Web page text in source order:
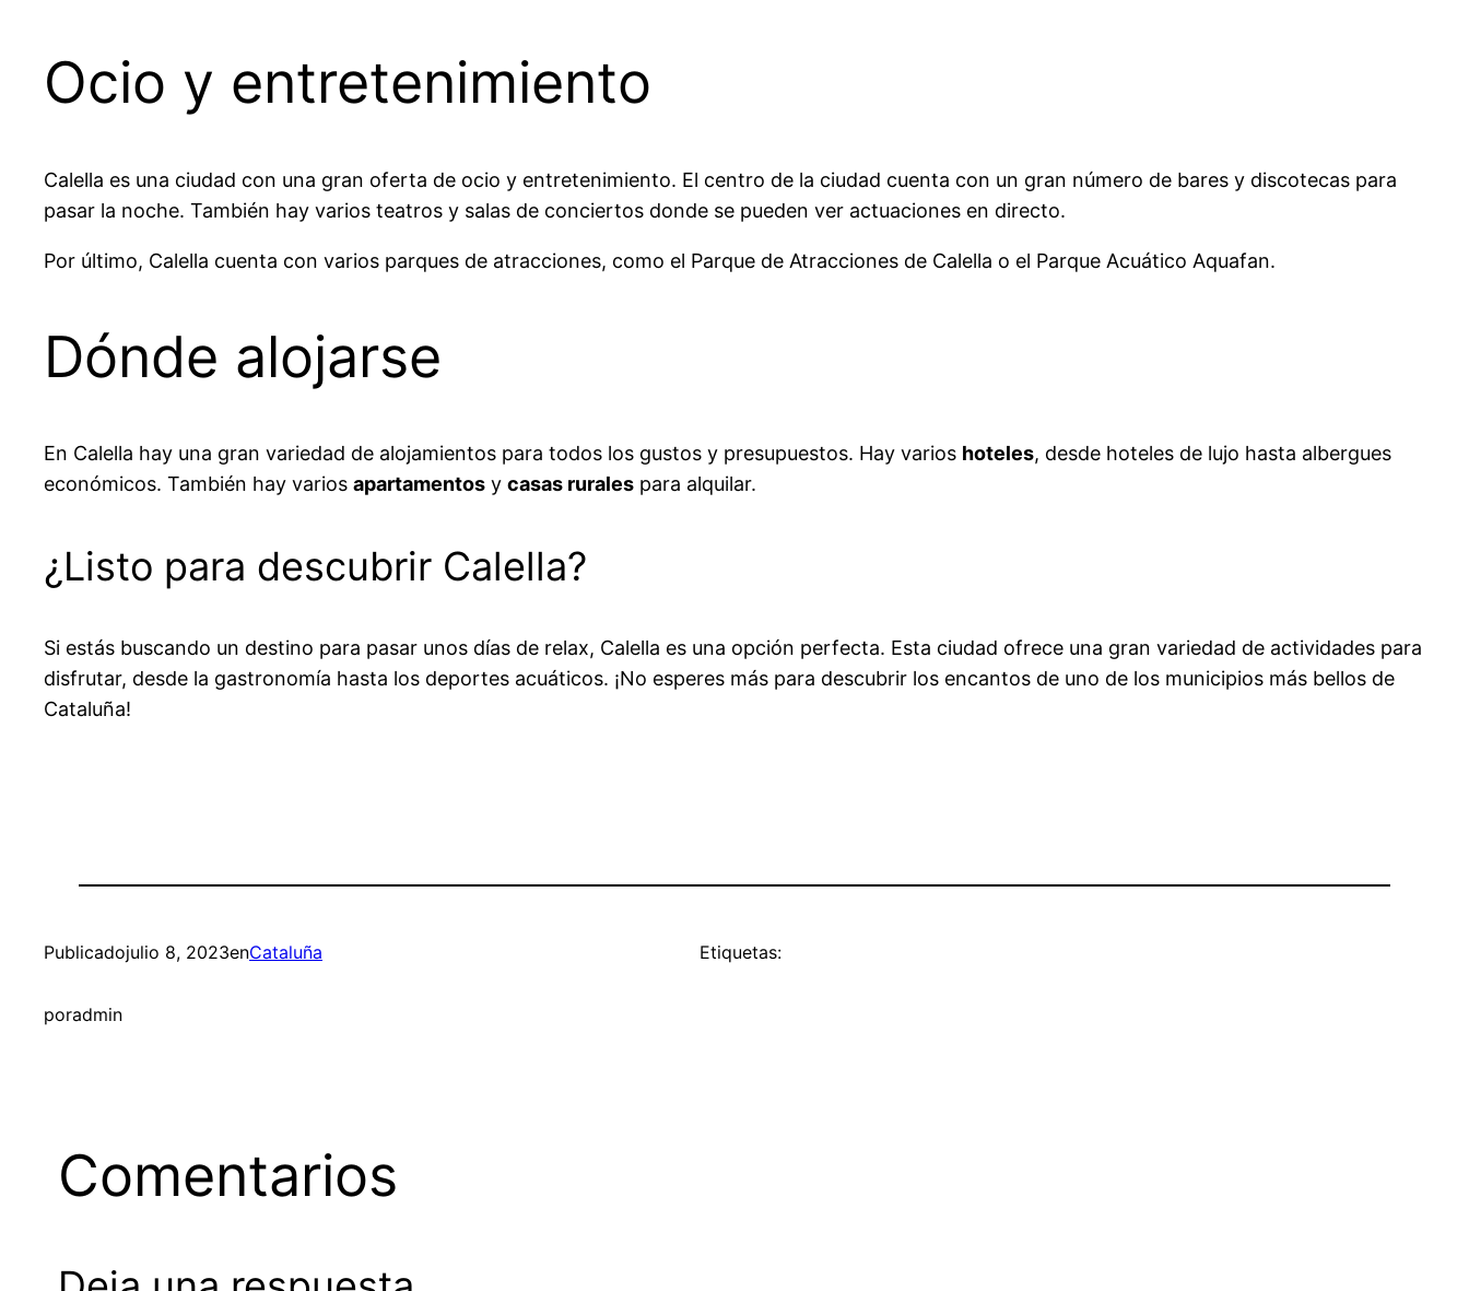
Ocio y entretenimiento
Calella es una ciudad con una gran oferta de ocio y entretenimiento. El centro de la ciudad cuenta con un gran número de bares y discotecas para
pasar la noche. También hay varios teatros y salas de conciertos donde se pueden ver actuaciones en directo.
Por último, Calella cuenta con varios parques de atracciones, como el Parque de Atracciones de Calella o el Parque Acuático Aquafan.
Dónde alojarse
En Calella hay una gran variedad de alojamientos para todos los gustos y presupuestos. Hay varios hoteles, desde hoteles de lujo hasta albergues
económicos. También hay varios apartamentos y casas rurales para alquilar.
¿Listo para descubrir Calella?
Si estás buscando un destino para pasar unos días de relax, Calella es una opción perfecta. Esta ciudad ofrece una gran variedad de actividades para
disfrutar, desde la gastronomía hasta los deportes acuáticos. ¡No esperes más para descubrir los encantos de uno de los municipios más bellos de
Cataluña!
Publicadojulio 8, 2023enCataluña
poradmin
Etiquetas:
Comentarios